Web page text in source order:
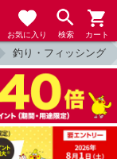
お気に入り 検索 カート
釣り・フィッシング